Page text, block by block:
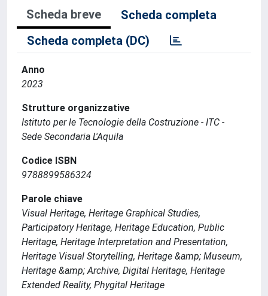
Scheda breve
Scheda completa
Scheda completa (DC)
Anno
2023
Strutture organizzative
Istituto per le Tecnologie della Costruzione - ITC -
Sede Secondaria L'Aquila
Codice ISBN
9788899586324
Parole chiave
Visual Heritage, Heritage Graphical Studies,
Participatory Heritage, Heritage Education, Public
Heritage, Heritage Interpretation and Presentation,
Heritage Visual Storytelling, Heritage &amp; Museum,
Heritage &amp; Archive, Digital Heritage, Heritage
Extended Reality, Phygital Heritage